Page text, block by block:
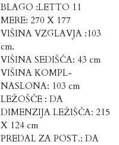
BLAGO :LETTO 11
MERE: 270 X 177
VIŠINA VZGLAVJA :103
cm.
VIŠINA SEDIŠČA: 43 cm
VIŠINA KOMPL-
NASLONA: 103 cm
LEŽOŠČE : DA
DIMENZIJA LEŽIŠČA: 215
X 124 cm
PREDAL ZA POST.: DA